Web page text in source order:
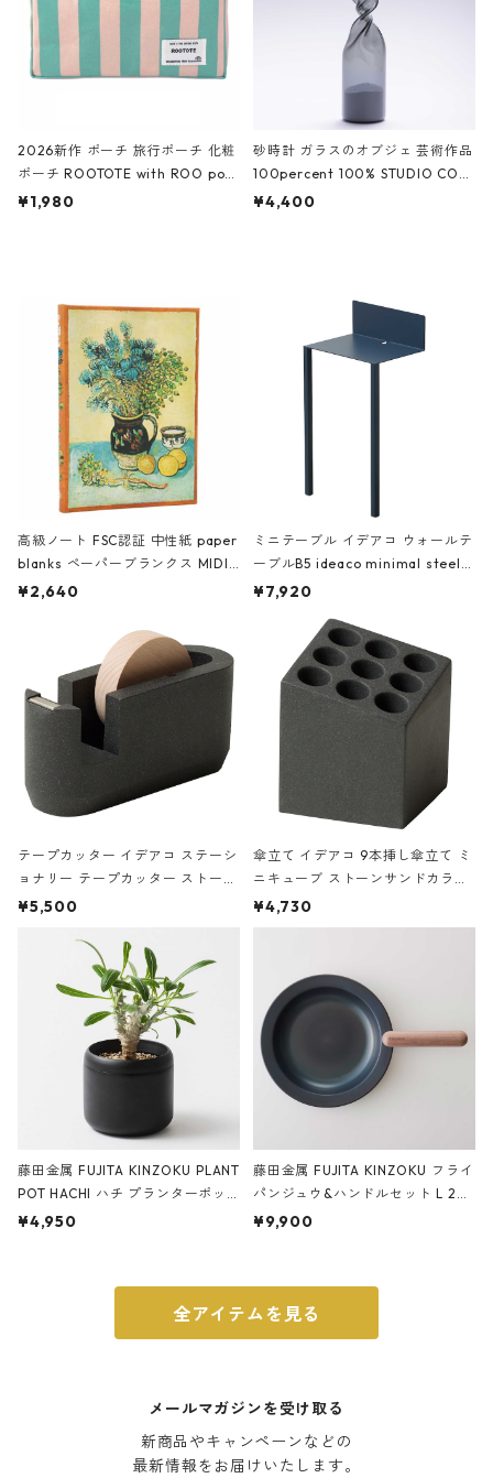
2026新作 ポーチ 旅行ポーチ 化粧
ポーチ ROOTOTE with ROO pou
ch 3532 ルートート WR.ポーチ.ラ
¥1,980
砂時計 ガラスのオブジェ 芸術作品
100percent 100% STUDIO COH
AKU Timeless 100パーセント ス
¥4,400
高級ノート FSC認証 中性紙 paper
blanks ペーパーブランクス MIDI
ハードカバー 罫線 ヴァン・ゴッホ
¥2,640
ミニテーブル イデアコ ウォールテ
ーブルB5 ideaco minimal steel f
urniture WALL Table B5 ネイビー
¥7,920
テープカッター イデアコ ステーシ
ョナリー テープカッター ストーン
サンドカラー 石調 ideaco Station
¥5,500
傘立て イデアコ 9本挿し傘立て ミ
ニキューブ ストーンサンドカラー
石調 ideaco Umbrella Stand CUB
E ストーンサンドブラック
¥4,730
藤田金属 FUJITA KINZOKU PLANT
POT HACHI ハチ プランターポッ
ト 3号 ブラック
¥4,950
藤田金属 FUJITA KINZOKU フライ
パンジュウ&ハンドルセット L 24c
m ガス火・IH対応 鉄フライパン
¥9,900
全アイテムを見る
メールマガジンを受け取る
新商品やキャンペーンなどの
最新情報をお届けいたします。